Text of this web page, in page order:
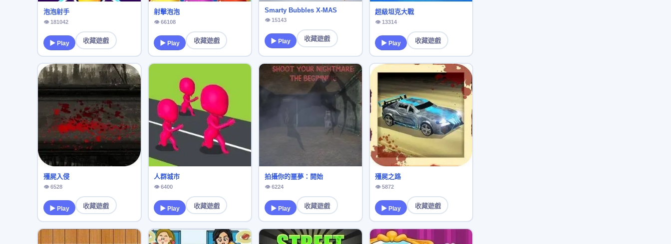
泡泡射手
👁 181042
▶ Play 收藏遊戲
射擊泡泡
👁 66108
▶ Play 收藏遊戲
Smarty Bubbles X-MAS
👁 15143
▶ Play 收藏遊戲
超級坦克大戰
👁 13314
▶ Play 收藏遊戲
殭屍入侵
👁 6528
▶ Play 收藏遊戲
人群城市
👁 6400
▶ Play 收藏遊戲
拍攝你的噩夢：開始
👁 6224
▶ Play 收藏遊戲
殭屍之路
👁 5872
▶ Play 收藏遊戲